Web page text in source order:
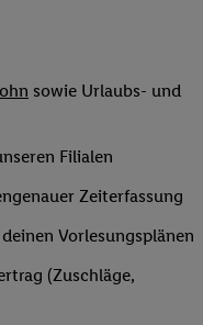
sowie Urlaubs- und
Filialen
Zeiterfassung
Vorlesungsplänen
(Zuschläge,